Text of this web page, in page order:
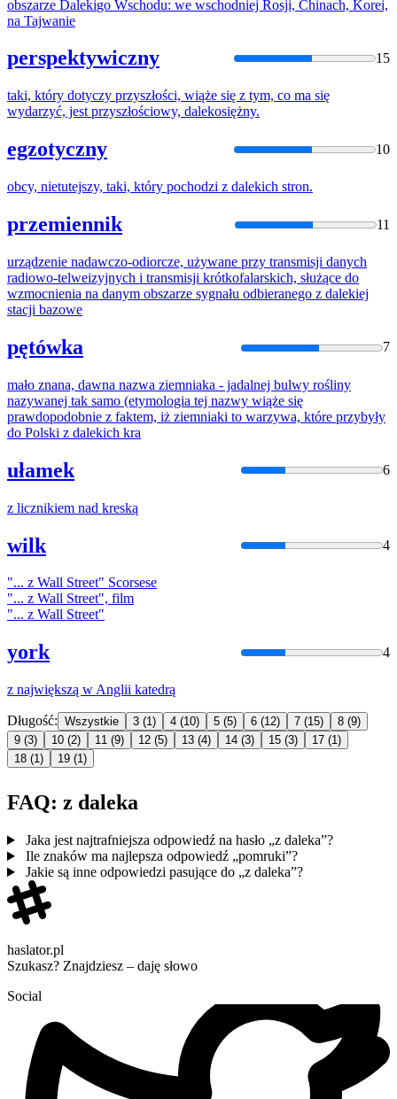
obszarze Dalekigo Wschodu: we wschodniej Rosji, Chinach, Korei,
na Tajwanie
perspektywiczny 15
taki, który dotyczy przyszłości, wiąże się z tym, co ma się
wydarzyć, jest przyszłościowy, dalekosiężny.
egzotyczny 10
obcy, nietutejszy, taki, który pochodzi z dalekich stron.
przemiennik 11
urządzenie nadawczo-odiorcze, używane przy transmisji danych
radiowo-telweizyjnych i transmisji krótkofalarskich, służące do
wzmocnienia na danym obszarze sygnału odbieranego z dalekiej
stacji bazowe
pętówka 7
mało znana, dawna nazwa ziemniaka - jadalnej bulwy rośliny
nazywanej tak samo (etymologia tej nazwy wiąże się
prawdopodobnie z faktem, iż ziemniaki to warzywa, które przybyły
do Polski z dalekich kra
ułamek 6
z licznikiem nad kreską
wilk 4
"... z Wall Street" Scorsese
"... z Wall Street", film
"... z Wall Street"
york 4
z największą w Anglii katedrą
Długość: Wszystkie 3 (1) 4 (10) 5 (5) 6 (12) 7 (15) 8 (9)
9 (3) 10 (2) 11 (9) 12 (5) 13 (4) 14 (3) 15 (3) 17 (1)
18 (1) 19 (1)
FAQ: z daleka
Jaka jest najtrafniejsza odpowiedź na hasło „z daleka”?
Ile znaków ma najlepsza odpowiedź „pomruki”?
Jakie są inne odpowiedzi pasujące do „z daleka”?
haslator.pl
Szukasz? Znajdziesz – daję słowo
Social